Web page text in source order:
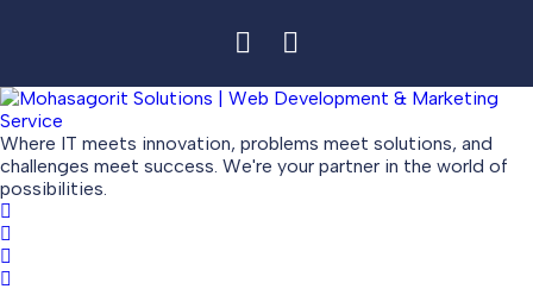
Where IT meets innovation, problems meet solutions, and
challenges meet success. We're your partner in the world of
possibilities.